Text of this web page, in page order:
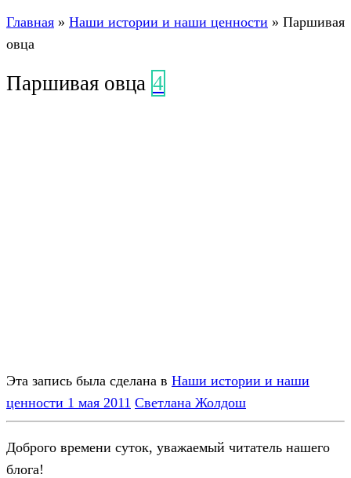
Главная » Наши истории и наши ценности » Паршивая
овца
Паршивая овца 4
Эта запись была сделана в Наши истории и наши
ценности 1 мая 2011 Светлана Жолдош
Доброго времени суток, уважаемый читатель нашего
блога!